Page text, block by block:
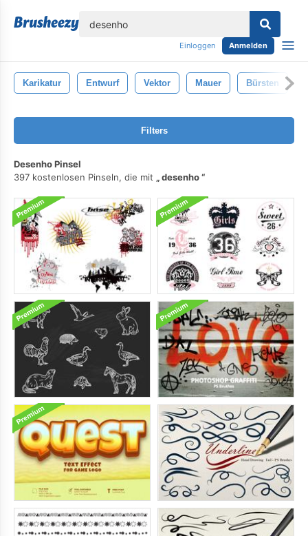
Einloggen Anmelden
Karikatur Entwurf Vektor Mauer Bürsten
Filters
Desenho Pinsel
397 kostenlosen Pinseln, die mit
desenho